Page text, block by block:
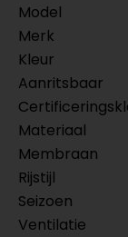
Model
Merk
Kleur
Aanritsbaar
Materiaal
Membraan
Rijstijl
Seizoen
Ventilatie